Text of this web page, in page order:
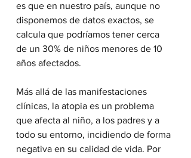
es que en nuestro país, aunque no
disponemos de datos exactos, se
calcula que podríamos tener cerca
de un 30% de niños menores de 10
años afectados.
Más allá de las manifestaciones
clínicas, la atopia es un problema
que afecta al niño, a los padres y a
todo su entorno, incidiendo de forma
negativa en su calidad de vida. Por